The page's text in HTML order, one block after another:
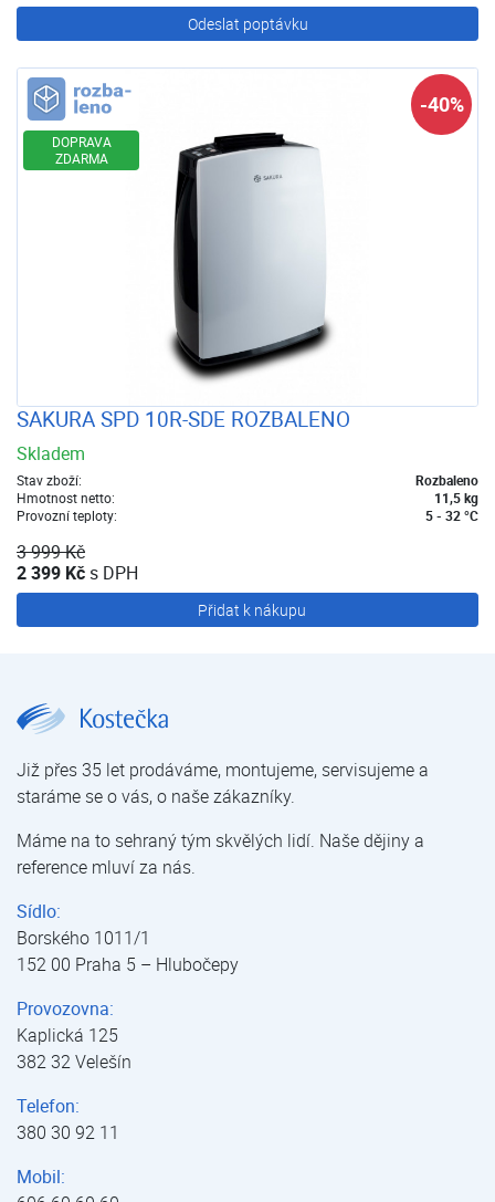
Odeslat poptávku
DOPRAVA
ZDARMA
-40%
SAKURA SPD 10R-SDE ROZBALENO
Skladem
Stav zboží:
Rozbaleno
Hmotnost netto:
11,5 kg
Provozní teploty:
5 - 32 °C
3 999 Kč
2 399 Kčs DPH
Přidat k nákupu
Již přes 35 let prodáváme, montujeme, servisujeme a
staráme se o vás, o naše zákazníky.
Máme na to sehraný tým skvělých lidí. Naše dějiny a
reference mluví za nás.
Sídlo:
Borského 1011/1
152 00 Praha 5 – Hlubočepy
Provozovna:
Kaplická 125
382 32 Velešín
Telefon:
380 30 92 11
Mobil: